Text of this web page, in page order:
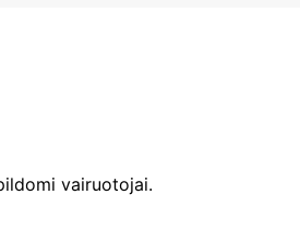
vairuotojai.